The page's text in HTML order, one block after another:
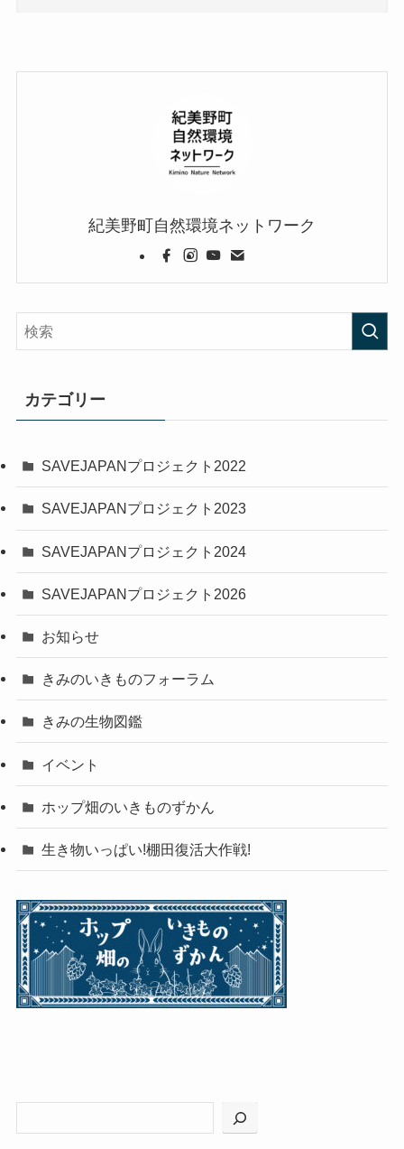
紀美野町自然環境ネットワーク
カテゴリー
SAVEJAPANプロジェクト2022
SAVEJAPANプロジェクト2023
SAVEJAPANプロジェクト2024
SAVEJAPANプロジェクト2026
お知らせ
きみのいきものフォーラム
きみの生物図鑑
イベント
ホップ畑のいきものずかん
生き物いっぱい!棚田復活大作戦!